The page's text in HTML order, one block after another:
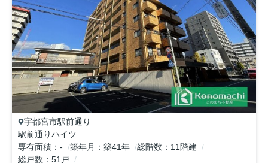
宇都宮市駅前通り
駅前通りハイツ
専有面積
- 築年月 築41年 総階数
11階建
総戸数
51戸